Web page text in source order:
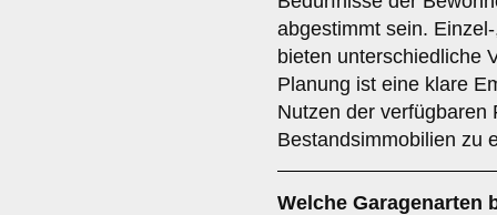
abgestimmt sein.
bieten unterschiedliche
Planung ist eine klare
Nutzen der verfügbaren
Bestandsimmobilien zu
Welche Garagenarten